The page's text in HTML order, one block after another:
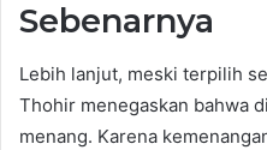
Sebenarnya
Lebih lanjut, meski terpilih
Thohir menegaskan bahwa
menang. Karena